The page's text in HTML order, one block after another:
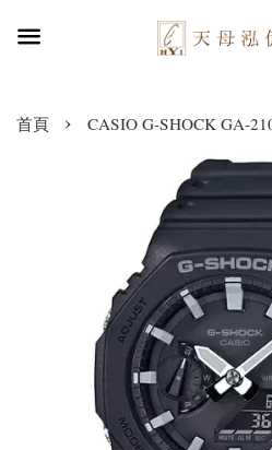
首頁 › CASIO G-SHOCK GA-